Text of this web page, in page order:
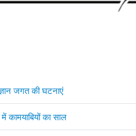
जगत की घटनाएं
में कामयाबियों का साल